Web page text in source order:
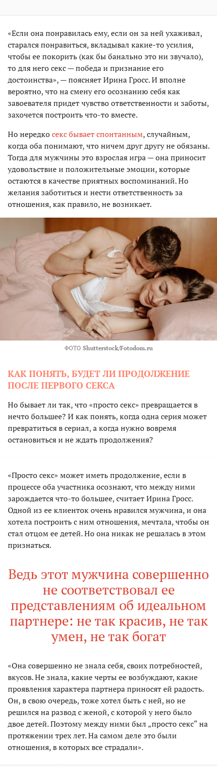
«Если она понравилась ему, если он за ней ухаживал,
старался понравиться, вкладывал какие-то усилия,
чтобы ее покорить (как бы банально это ни звучало),
то для него секс — победа и признание его
достоинства», — поясняет Ирина Гросс. И вполне
вероятно, что на смену его осознанию себя как
завоевателя придет чувство ответственности и заботы,
захочется построить что-то вместе.
Но нередкосекс бывает спонтанным, случайным,
когда оба понимают, что ничем друг другу не обязаны.
Тогда для мужчины это взрослая игра — она приносит
удовольствие и положительные эмоции, которые
остаются в качестве приятных воспоминаний. Но
желания заботиться и нести ответственность за
отношения, как правило, не возникает.
ФОТО Shutterstock/Fotodom.ru
КАК ПОНЯТЬ, БУДЕТ ЛИ ПРОДОЛЖЕНИЕ
ПОСЛЕ ПЕРВОГО СЕКСА
Но бывает ли так, что «просто секс» превращается в
нечто большее? И как понять, когда одна серия может
превратиться в сериал, а когда нужно вовремя
остановиться и не ждать продолжения?
«Просто секс» может иметь продолжение, если в
процессе оба участника осознают, что между ними
зарождается что-то большее, считает Ирина Гросс.
Одной из ее клиенток очень нравился мужчина, и она
хотела построить с ним отношения, мечтала, чтобы он
стал отцом ее детей. Но она никак не решалась в этом
признаться.
Ведь этот мужчина совершенно
не соответствовал ее
представлениям об идеальном
партнере: не так красив, не так
умен, не так богат
«Она совершенно не знала себя, своих потребностей,
вкусов. Не знала, какие черты ее возбуждают, какие
проявления характера партнера приносят ей радость.
Он, в свою очередь, тоже хотел быть с ней, но не
решился на развод с женой, с которой у него было
двое детей. Поэтому между ними был „просто секс“ на
протяжении трех лет. На самом деле это были
отношения, в которых все страдали».